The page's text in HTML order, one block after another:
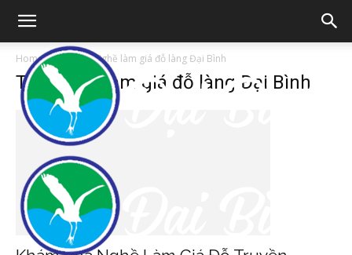
Home Tags Nghề làm giá đỗ làng Đại Bình
Tag: nghề làm giá đỗ làng Đại Bình